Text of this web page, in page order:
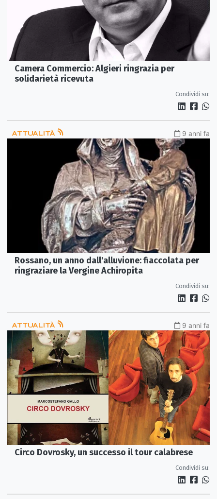
Camera Commercio: Algieri ringrazia per
solidarietà ricevuta
Condividi su:
ATTUALITÀ 9 anni fa
Rossano, un anno dall'alluvione: fiaccolata per
ringraziare la Vergine Achiropita
Condividi su:
ATTUALITÀ 9 anni fa
Circo Dovrosky, un successo il tour calabrese
Condividi su: